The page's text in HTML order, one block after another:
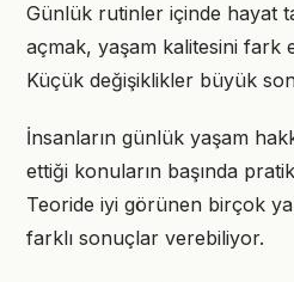
Günlük rutinler içinde hayat
açmak, yaşam kalitesini fark
Küçük değişiklikler büyük
İnsanların günlük yaşam
ettiği konuların başında
Teoride iyi görünen birçok
farklı sonuçlar verebiliyor.